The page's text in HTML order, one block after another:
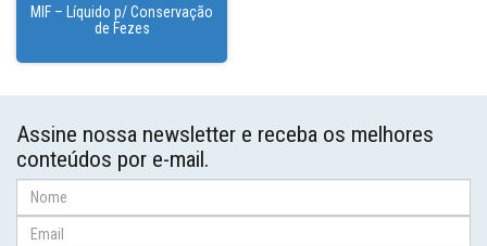
MIF – Líquido p/ Conservação
de Fezes
Assine nossa newsletter e receba os melhores
conteúdos por e-mail.